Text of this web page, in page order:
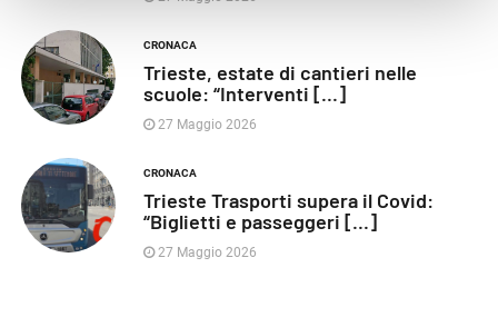
CRONACA
Trieste, estate di cantieri nelle
scuole: “Interventi [...]
27 Maggio 2026
CRONACA
Trieste Trasporti supera il Covid:
“Biglietti e passeggeri [...]
27 Maggio 2026